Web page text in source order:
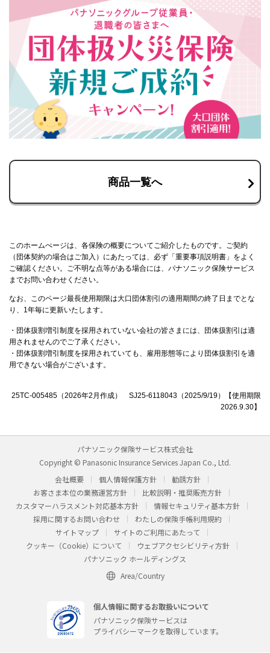
商品一覧へ
このホームぺージは、各保険の概要についてご紹介したものです。ご契約
（団体契約の場合はご加入）にあたっては、必ず「重要事項説明書」をよく
ご確認ください。ご不明な点等がある場合には、パナソニック保険サービス
までお問い合わせください。
なお、このページ最長使用期限は大口団体割引の適用期間の終了日までとな
り、1年毎に更新いたします。
・団体扱割増引制度を採用されていない会社の皆さまには、団体扱割引は適
用されませんのでご了承ください。
・団体扱割増引制度を採用されていても、雇用形態等により団体扱割引を適
用できない場合がございます。
25TC-005485（2026年2月作成） SJ25-6118043（2025/9/19）【使用期限
2026.9.30】
パナソニック保険サービス株式会社
Copyright © Panasonic Insurance Services Japan Co., Ltd.
会社概要
個人情報保護方針
勧誘方針
お客さま本位の業務運営方針
比較説明・推奨販売方針
カスタマーハラスメント対応基本方針
情報セキュリティ基本方針
採用に関するお問い合わせ
わたしの保険手帳利用規約
サイトマップ
サイトのご利用にあたって
クッキー（Cookie）について
ウェブアクセシビリティ方針
パナソニック ホールディングス
Area/Country
個人情報に関するお取扱いについて
パナソニック保険サービスは
プライバシーマークを取得しています。